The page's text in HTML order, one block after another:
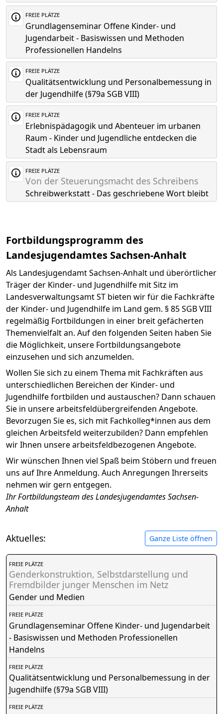
FREIE PLÄTZE
Grundlagenseminar Offene Kinder- und
Jugendarbeit - Basiswissen und Methoden
Professionellen Handelns
FREIE PLÄTZE
Qualitätsentwicklung und Personalbemessung in
der Jugendhilfe (§79a SGB VIII)
FREIE PLÄTZE
Erlebnispädagogik und Abenteuer im urbanen
Raum - Kinder und Jugendliche entdecken die
Stadt als Lebensraum
FREIE PLÄTZE
Von der Steuerungsmacht des Schreibens
Schreibwerkstatt - Das geschriebene Wort bleibt
Fortbildungsprogramm des
Landesjugendamtes Sachsen-Anhalt
Als Landesjugendamt Sachsen-Anhalt und überörtlicher
Träger der Kinder- und Jugendhilfe mit Sitz im
Landesverwaltungsamt ST bieten wir für die Fachkräfte
der Kinder- und Jugendhilfe im Land gem. § 85 SGB VIII
regelmäßig Fortbildungen in einer breit gefächerten
Themenvielfalt an. Auf den folgenden Seiten haben Sie
die Möglichkeit, unsere Fortbildungsangebote
einzusehen und sich anzumelden.
Wollen Sie sich zu einem Thema mit Fachkräften aus
unterschiedlichen Bereichen der Kinder- und
Jugendhilfe fortbilden und austauschen? Dann schauen
Sie in unsere arbeitsfeldübergreifenden Angebote.
Bevorzugen Sie es, sich mit Fachkolleg*innen aus dem
gleichen Arbeitsfeld weiterzubilden? Dann empfehlen
wir Ihnen unsere arbeitsfeldbezogenen Angebote.
Wir wünschen Ihnen viel Spaß beim Stöbern und freuen
uns auf Ihre Anmeldung. Auch Anregungen Ihrerseits
nehmen wir gern entgegen.
Ihr Fortbildungsteam des Landesjugendamtes Sachsen-
Anhalt
Aktuelles: Ganze Liste öffnen
FREIE PLÄTZE
Genderkonstruktion, Selbstdarstellung und
Fremdbilder junger Menschen im Netz
Gender und Medien
FREIE PLÄTZE
Grundlagenseminar Offene Kinder- und Jugendarbeit
- Basiswissen und Methoden Professionellen
Handelns
FREIE PLÄTZE
Qualitätsentwicklung und Personalbemessung in der
Jugendhilfe (§79a SGB VIII)
FREIE PLÄTZE